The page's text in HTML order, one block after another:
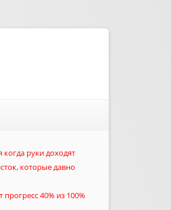
когда руки доходят
которые давно
40% из 100%